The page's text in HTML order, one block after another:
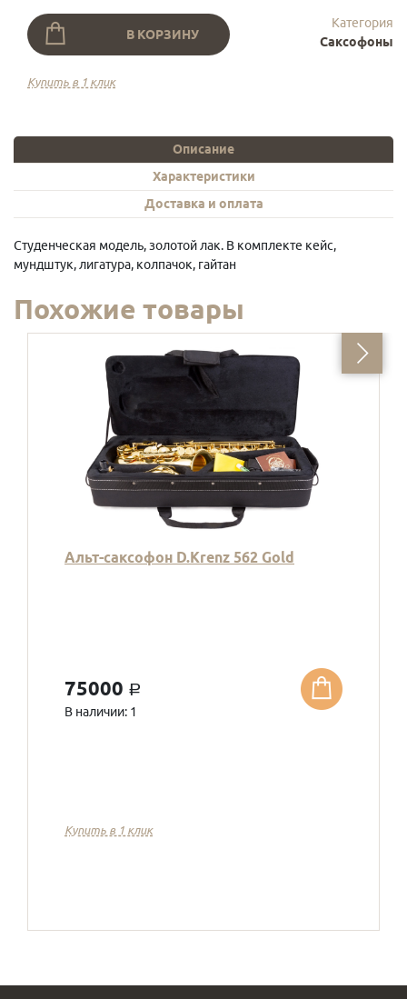
В КОРЗИНУ
Купить в 1 клик
Категория
Саксофоны
Описание
Характеристики
Доставка и оплата
Студенческая модель, золотой лак. В комплекте кейс,
мундштук, лигатура, колпачок, гайтан
Похожие товары
Альт-саксофон D.Krenz 562 Gold
75000 a
В наличии: 1
Купить в 1 клик